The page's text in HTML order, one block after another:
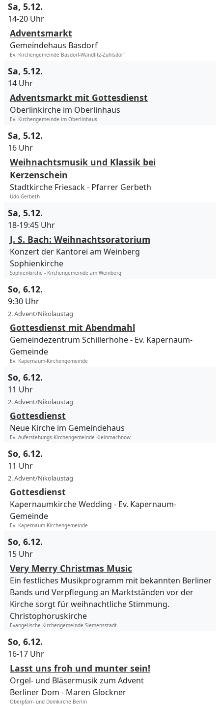
Sa, 5.12.
14-20 Uhr
Adventsmarkt
Gemeindehaus Basdorf
Ev. Kirchengemeinde Basdorf-Wandlitz-Zühlsdorf
Sa, 5.12.
14 Uhr
Adventsmarkt mit Gottesdienst
Oberlinkirche im Oberlinhaus
Ev. Kirchengemeinde im Oberlinhaus
Sa, 5.12.
16 Uhr
Weihnachtsmusik und Klassik bei
Kerzenschein
Stadtkirche Friesack Pfarrer Gerbeth
Udo Gerbeth
Sa, 5.12.
18-19:45 Uhr
J. S. Bach: Weihnachtsoratorium
Konzert der Kantorei am Weinberg
Sophienkirche
Sophienkirche - Kirchengemeinde am Weinberg
So, 6.12.
9:30 Uhr
2. Advent/Nikolaustag
Gottesdienst mit Abendmahl
Gemeindezentrum Schillerhöhe
Ev. Kapernaum-
Gemeinde
Ev. Kapernaum-Kirchengemeinde
So, 6.12.
11 Uhr
2. Advent/Nikolaustag
Gottesdienst
Neue Kirche im Gemeindehaus
Ev. Auferstehungs-Kirchengemeinde Kleinmachnow
So, 6.12.
11 Uhr
2. Advent/Nikolaustag
Gottesdienst
Kapernaumkirche Wedding
Ev. Kapernaum-
Gemeinde
Ev. Kapernaum-Kirchengemeinde
So, 6.12.
15 Uhr
Very Merry Christmas Music
Ein festliches Musikprogramm mit bekannten Berliner
Bands und Verpflegung an Marktständen vor der
Kirche sorgt für weihnachtliche Stimmung.
Christophoruskirche
Evangelische Kirchengemeinde Siemensstadt
So, 6.12.
16-17 Uhr
Lasst uns froh und munter sein!
Orgel- und Bläsermusik zum Advent
Berliner Dom
Maren Glockner
Oberpfarr- und Domkirche Berlin